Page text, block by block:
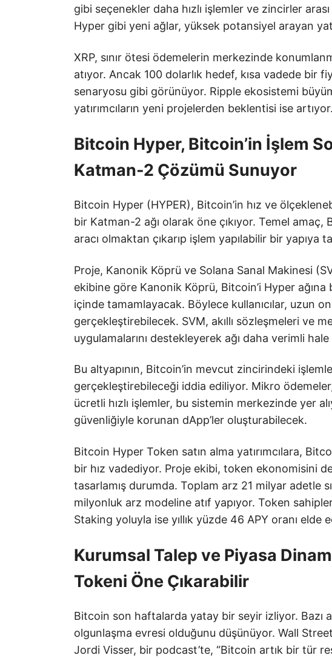
gibi seçenekler daha hızlı işlemler ve zincirler
Hyper gibi yeni ağlar, yüksek potansiyel arayan
XRP, sınır ötesi ödemelerin merkezinde
atıyor. Ancak 100 dolarlık hedef, kısa vadede bir
senaryosu gibi görünüyor. Ripple ekosistemi
yatırımcıların yeni projelerden beklentisi ise artıyor.
Bitcoin Hyper, Bitcoin’in İşlem
Katman-2 Çözümü Sunuyor
Bitcoin Hyper (HYPER), Bitcoin’in hız ve
bir Katman-2 ağı olarak öne çıkıyor. Temel amaç,
aracı olmaktan çıkarıp işlem yapılabilir bir yapıya
Proje, Kanonik Köprü ve Solana Sanal Makinesi
ekibine göre Kanonik Köprü, Bitcoin’i Hyper ağına
içinde tamamlayacak. Böylece kullanıcılar, uzun
gerçekleştirebilecek. SVM, akıllı sözleşmeleri ve
uygulamalarını destekleyerek ağı daha verimli
Bu altyapının, Bitcoin’in mevcut zincirindeki
gerçekleştirebileceği iddia ediliyor. Mikro
ücretli hızlı işlemler, bu sistemin merkezinde yer
güvenliğiyle korunan dApp’ler oluşturabilecek.
Bitcoin Hyper Token satın alma yatırımcılara,
bir hız vadediyor. Proje ekibi, token ekonomisini
tasarlamış durumda. Toplam arz 21 milyar adetle
milyonluk arz modeline atıf yapıyor. Token
Staking yoluyla ise yıllık yüzde 46 APY oranı elde
Kurumsal Talep ve Piyasa
Tokeni Öne Çıkarabilir
Bitcoin son haftalarda yatay bir seyir izliyor. Bazı
olgunlaşma evresi olduğunu düşünüyor. Wall
Jordi Visser, bir podcast’te, “Bitcoin artık bir tür